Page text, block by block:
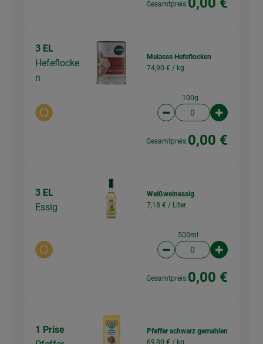
Gesamtpreis:
3 EL
Hefeflocke
n
Auswahl ändern
Melasse Hefeflocken
74,90 € / kg
100g
Artikelanzahl
Gesamtpreis:0,00 €
3 EL
Essig
Auswahl ändern
Weißweinessig
7,18 € / Liter
500ml
Artikelanzahl
Gesamtpreis:0,00 €
1 Prise
Pfeffer schwarz gemahlen